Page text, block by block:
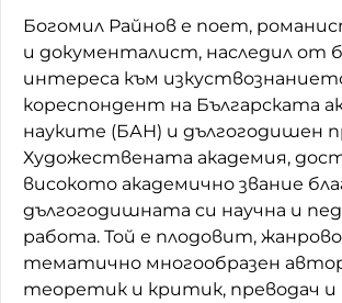
Богомил Райнов е поет,
и документалист, наследил от
интереса към
кореспондент на Българската
науките (БАН) и дългогодишен
Художествената академия,
високото академично звание
дългогодишната си научна и
работа. Той е плодовит,
тематично многообразен
теоретик и критик, преводач и